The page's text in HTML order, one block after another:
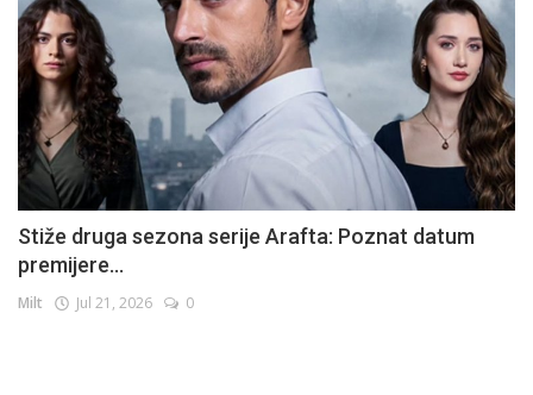
Stiže druga sezona serije Arafta: Poznat datum
premijere...
Milt Jul 21, 2026 0